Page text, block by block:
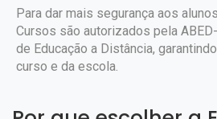
Para dar mais segurança aos
Cursos são autorizados pela
de Educação a Distância,
curso e da escola.